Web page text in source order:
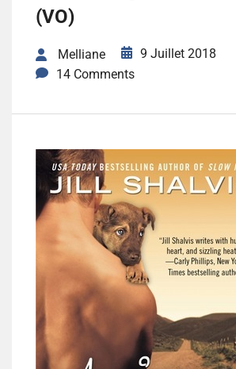
(VO)
Melliane
9 Juillet 2018
14 Comments